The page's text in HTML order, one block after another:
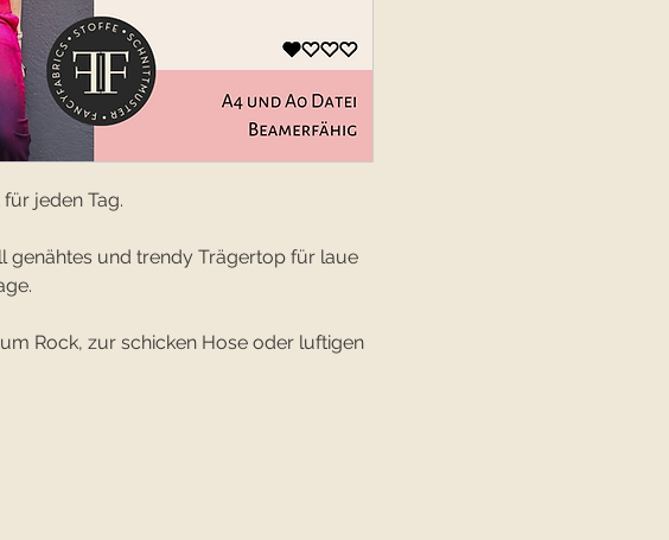
jeden Tag.
genähtes und trendy Trägertop für laue
Rock, zur schicken Hose oder luftigen